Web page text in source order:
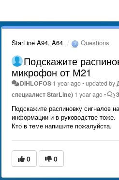
StarLine A94, A64 Questions
Подскажите
микрофон от М21
DIHLOFOS 1 year ago•updated by
специалист StarLine) 1 year ago• 3
Подскажите распиновку сигналов
информации и в руководстве тоже.
Кто в теме напишите пожалуйста.
0 0